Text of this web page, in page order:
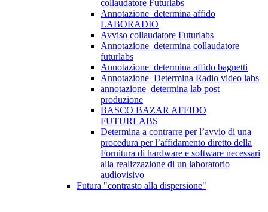
collaudatore Futurlabs
Annotazione_determina affido
LABORADIO
Avviso collaudatore Futurlabs
Annotazione_determina collaudatore
futurlabs
Annotazione_determina affido bagnetti
Annotazione_Determina Radio video labs
annotazione_determina lab post
produzione
BASCO BAZAR AFFIDO
FUTURLABS
Determina a contrarre per l’avvio di una
procedura per l’affidamento diretto della
Fornitura di hardware e software necessari
alla realizzazione di un laboratorio
audiovisivo
Futura "contrasto alla dispersione"